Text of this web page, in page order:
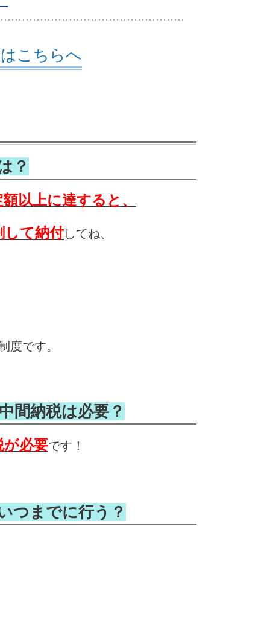
こちらへ
？
以上に達すると、
して納付してね、
度です。
間納税は必要？
が必要です！
つまでに行う？